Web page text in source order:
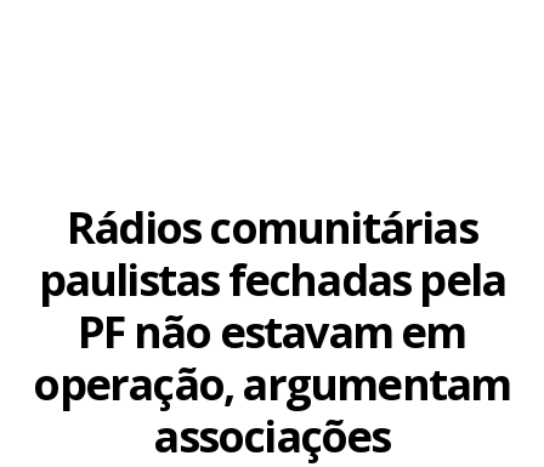
Rádios comunitárias
paulistas fechadas pela
PF não estavam em
operação, argumentam
associações